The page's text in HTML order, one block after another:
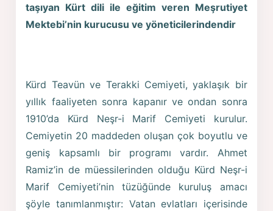
taşıyan Kürt dili ile eğitim veren Meşrutiyet
Mektebi’nin kurucusu ve yöneticilerindendir
Kürd Teavün ve Terakki Cemiyeti, yaklaşık bir
yıllık faaliyeten sonra kapanır ve ondan sonra
1910’da Kürd Neşr-i Marif Cemiyeti kurulur.
Cemiyetin 20 maddeden oluşan çok boyutlu ve
geniş kapsamlı bir programı vardır. Ahmet
Ramiz’in de müessilerinden olduğu Kürd Neşr-i
Marif Cemiyeti’nin tüzüğünde kuruluş amacı
şöyle tanımlanmıştır: Vatan evlatları içerisinde